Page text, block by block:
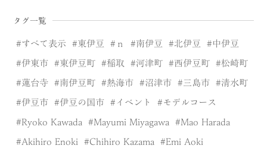
タグ一覧
すべて表示 東伊豆 ｎ 南伊豆 北伊豆 中伊豆
伊東市 東伊豆町 稲取 河津町 西伊豆町 松崎町
蓮台寺 南伊豆町 熱海市 沼津市 三島市 清水町
伊豆市 伊豆の国市 イベント モデルコース
Ryoko Kawada Mayumi Miyagawa Mao Harada
Akihiro Enoki Chihiro Kazama Emi Aoki